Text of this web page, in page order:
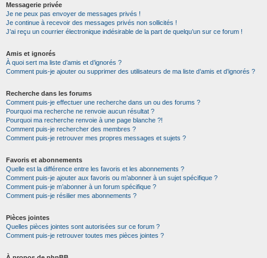
Messagerie privée
Je ne peux pas envoyer de messages privés !
Je continue à recevoir des messages privés non sollicités !
J’ai reçu un courrier électronique indésirable de la part de quelqu’un sur ce forum !
Amis et ignorés
À quoi sert ma liste d’amis et d’ignorés ?
Comment puis-je ajouter ou supprimer des utilisateurs de ma liste d’amis et d’ignorés ?
Recherche dans les forums
Comment puis-je effectuer une recherche dans un ou des forums ?
Pourquoi ma recherche ne renvoie aucun résultat ?
Pourquoi ma recherche renvoie à une page blanche ?!
Comment puis-je rechercher des membres ?
Comment puis-je retrouver mes propres messages et sujets ?
Favoris et abonnements
Quelle est la différence entre les favoris et les abonnements ?
Comment puis-je ajouter aux favoris ou m’abonner à un sujet spécifique ?
Comment puis-je m’abonner à un forum spécifique ?
Comment puis-je résilier mes abonnements ?
Pièces jointes
Quelles pièces jointes sont autorisées sur ce forum ?
Comment puis-je retrouver toutes mes pièces jointes ?